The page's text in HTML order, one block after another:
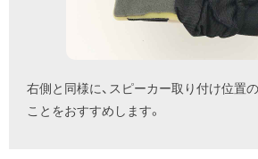
右側と同様に、スピーカー取り付け位置
ことをおすすめします。